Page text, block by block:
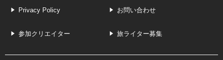
Privacy Policy お問い合わせ
参加クリエイター 旅ライター募集